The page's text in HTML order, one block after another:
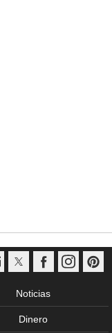
Noticias
Dinero